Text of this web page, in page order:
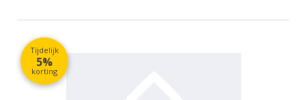
Tijdelijk
5%
korting